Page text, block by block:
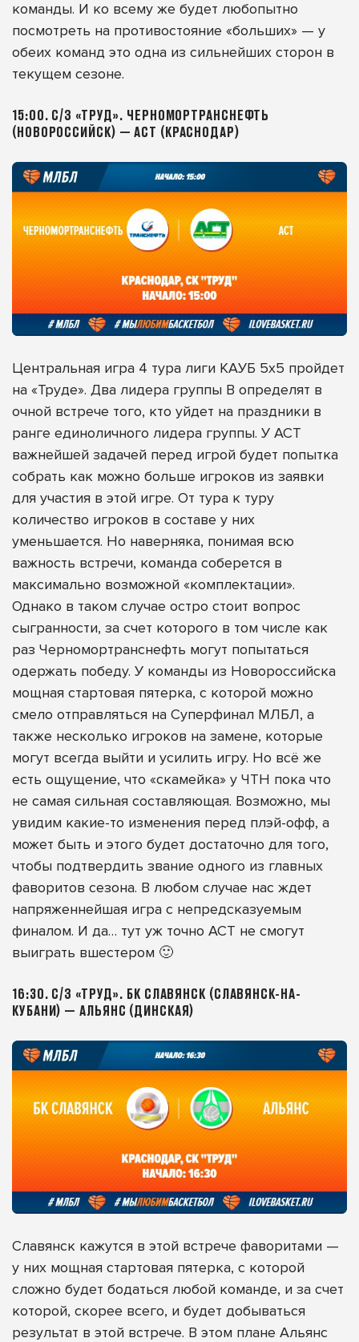
команды. И ко всему же будет любопытно
посмотреть на противостояние «больших» — у
обеих команд это одна из сильнейших сторон в
текущем сезоне.
15:00. С/З «ТРУД». ЧЕРНОМОРТРАНСНЕФТЬ
(НОВОРОССИЙСК) — АСТ (КРАСНОДАР)
Центральная игра 4 тура лиги КАУБ 5х5 пройдет
на «Труде». Два лидера группы В определят в
очной встрече того, кто уйдет на праздники в
ранге единоличного лидера группы. У АСТ
важнейшей задачей перед игрой будет попытка
собрать как можно больше игроков из заявки
для участия в этой игре. От тура к туру
количество игроков в составе у них
уменьшается. Но наверняка, понимая всю
важность встречи, команда соберется в
максимально возможной «комплектации».
Однако в таком случае остро стоит вопрос
сыгранности, за счет которого в том числе как
раз Черномортранснефть могут попытаться
одержать победу. У команды из Новороссийска
мощная стартовая пятерка, с которой можно
смело отправляться на Суперфинал МЛБЛ, а
также несколько игроков на замене, которые
могут всегда выйти и усилить игру. Но всё же
есть ощущение, что «скамейка» у ЧТН пока что
не самая сильная составляющая. Возможно, мы
увидим какие-то изменения перед плэй-офф, а
может быть и этого будет достаточно для того,
чтобы подтвердить звание одного из главных
фаворитов сезона. В любом случае нас ждет
напряженнейшая игра с непредсказуемым
финалом. И да… тут уж точно АСТ не смогут
выиграть вшестером 🙂
16:30. С/З «ТРУД». БК СЛАВЯНСК (СЛАВЯНСК-НА-
КУБАНИ) — АЛЬЯНС (ДИНСКАЯ)
Славянск кажутся в этой встрече фаворитами —
у них мощная стартовая пятерка, с которой
сложно будет бодаться любой команде, и за счет
которой, скорее всего, и будет добываться
результат в этой встрече. В этом плане Альянс